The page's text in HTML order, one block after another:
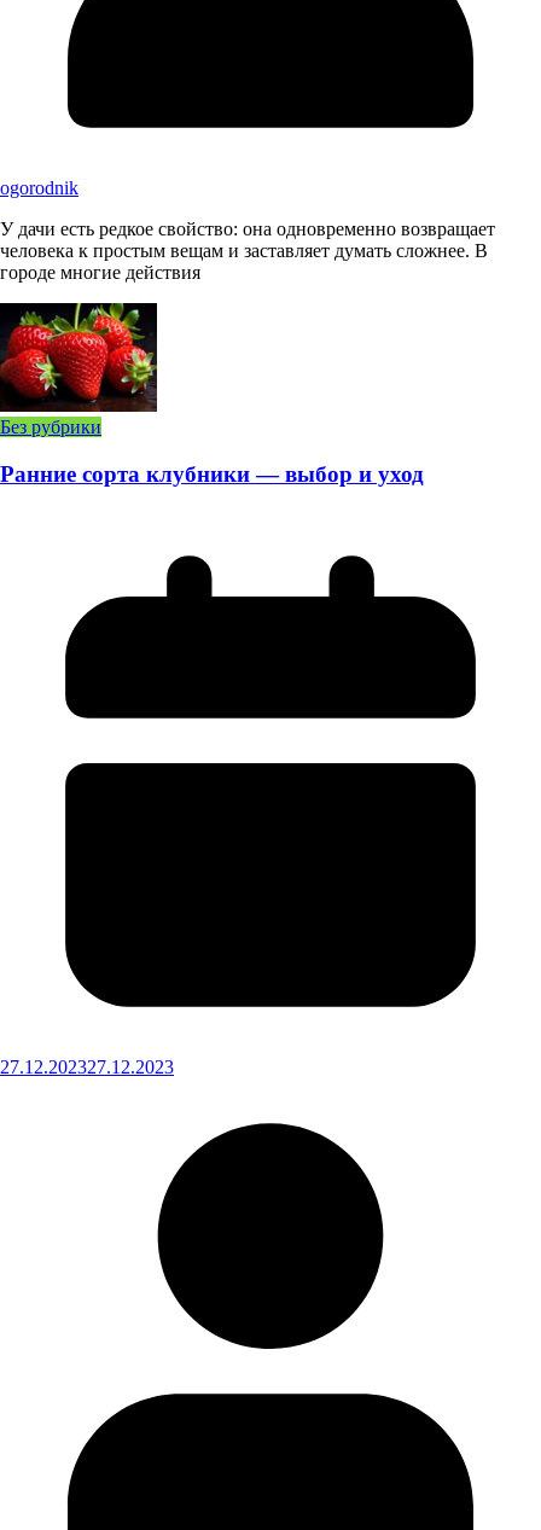
ogorodnik
У дачи есть редкое свойство: она одновременно возвращает
человека к простым вещам и заставляет думать сложнее. В
городе многие действия
Без рубрики
Ранние сорта клубники — выбор и уход
27.12.202327.12.2023